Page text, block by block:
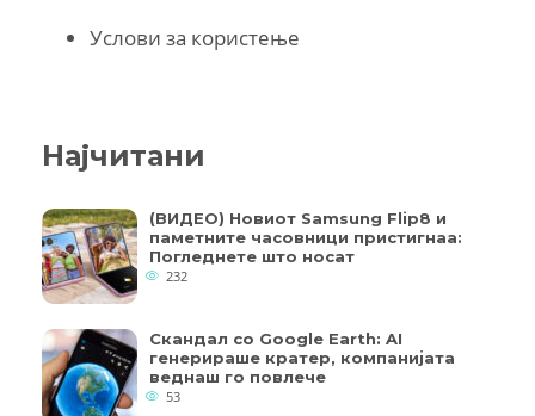
Услови за користење
Најчитани
(ВИДЕО) Новиот Samsung Flip8 и
паметните часовници пристигнаа:
Погледнете што носат
232
Скандал со Google Earth: AI
генерираше кратер, компанијата
веднаш го повлече
53